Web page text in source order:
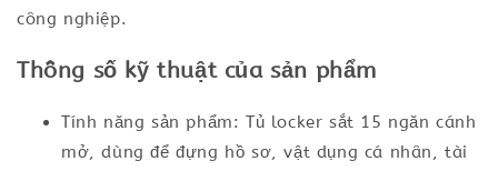
công nghiệp.
Thông số kỹ thuật của sản phẩm
Tính năng sản phẩm: Tủ locker sắt 15 ngăn cánh
mở, dùng để đựng hồ sơ, vật dụng cá nhân, tài